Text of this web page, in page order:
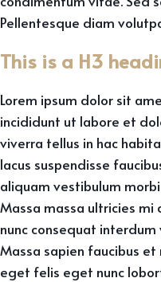
Pellentesque diam
This is a H3
Lorem ipsum dolor sit
incididunt ut labore et
viverra tellus in hac
lacus suspendisse
aliquam vestibulum
Massa massa ultricies
nunc consequat
Massa sapien faucibus
eget felis eget nunc